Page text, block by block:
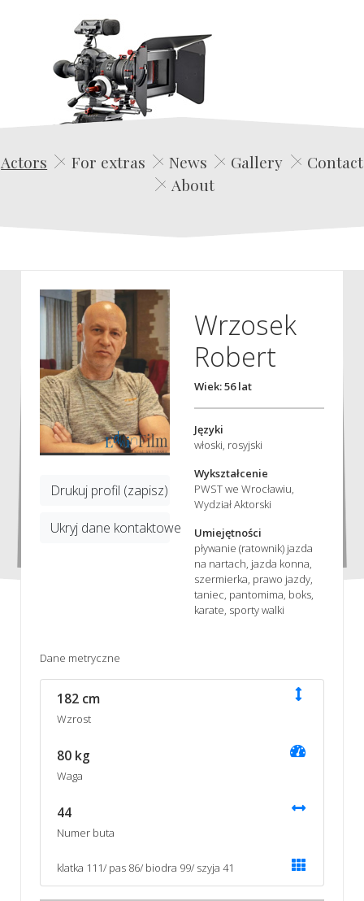
Edwin Film Agencja Aktorska
Actors For extras News Gallery
Contact
About
Drukuj profil (zapisz)
Ukryj dane kontaktowe
Wrzosek
Robert
Wiek: 56 lat
Języki
włoski, rosyjski
Wykształcenie
PWST we Wrocławiu,
Wydział Aktorski
Umiejętności
pływanie (ratownik) jazda
na nartach, jazda konna,
szermierka, prawo jazdy,
taniec, pantomima, boks,
karate, sporty walki
Dane metryczne
182 cm
Wzrost
80 kg
Waga
44
Numer buta
klatka 111/ pas 86/ biodra 99/ szyja 41